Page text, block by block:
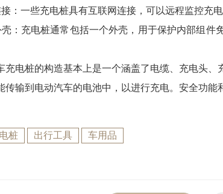
：一些充电桩具有互联网连接，可以远程监控充
：充电桩通常包括一个外壳，用于保护内部组
充电桩的构造基本上是一个涵盖了电缆、充电头
传输到电动汽车的电池中，以进行充电。安全功能
桩 出行工具 车用品